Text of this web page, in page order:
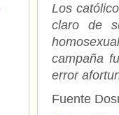
Los
claro de
campaña
error
Fuente